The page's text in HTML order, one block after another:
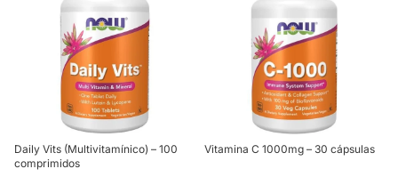
Daily Vits (Multivitamínico) – 100
comprimidos
Vitamina C 1000mg – 30 cápsulas